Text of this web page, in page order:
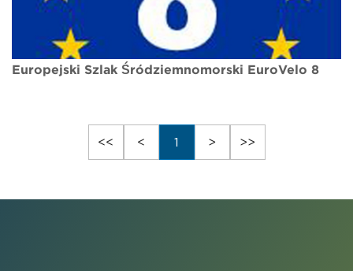
Europejski Szlak Śródziemnomorski EuroVelo 8
<< < 1 > >>